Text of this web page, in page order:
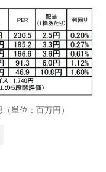
単位：百万円）